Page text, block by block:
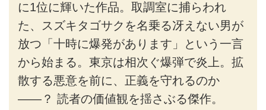
に1位に輝いた作品。取調室に捕らわれ
た、スズキタゴサクを名乗る冴えない男が
放つ「十時に爆発があります」という一言
から始まる。東京は相次ぐ爆弾で炎上。拡
散する悪意を前に、正義を守れるのか
——？ 読者の価値観を揺さぶる傑作。